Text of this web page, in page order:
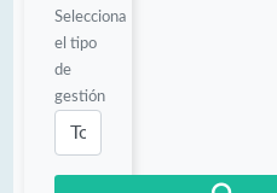
Selecciona
el tipo
de
gestión